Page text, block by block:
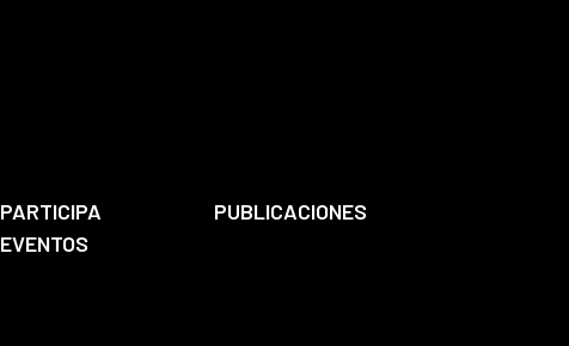
PARTICIPA
PUBLICACIONES
EVENTOS